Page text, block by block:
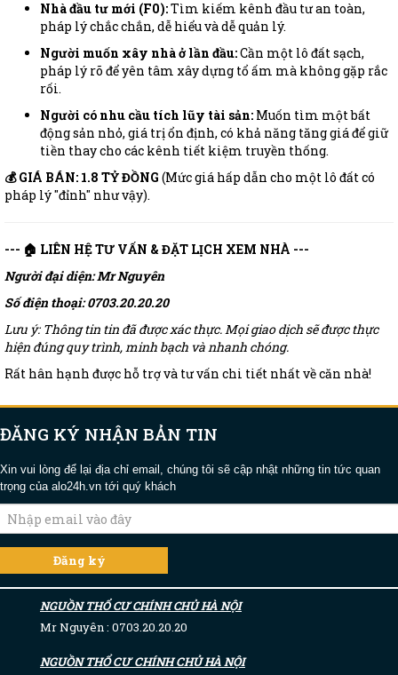
Nhà đầu tư mới (F0):Tìm kiếm kênh đầu tư an toàn,
pháp lý chắc chắn, dễ hiểu và dễ quản lý.
Người muốn xây nhà ở lần đầu:Cần một lô đất sạch,
pháp lý rõ để yên tâm xây dựng tổ ấm mà không gặp rắc
rối.
Người có nhu cầu tích lũy tài sản: Muốn tìm một bất
động sản nhỏ, giá trị ổn định, có khả năng tăng giá để giữ
tiền thay cho các kênh tiết kiệm truyền thống.
💰 GIÁ BÁN: 1.8 TỶ ĐỒNG (Mức giá hấp dẫn cho một lô đất có
pháp lý "đỉnh" như vậy).
--- 🏠 LIÊN HỆ TƯ VẤN & ĐẶT LỊCH XEM NHÀ ---
Người đại diện: Mr Nguyên
Số điện thoại: 0703.20.20.20
Lưu ý: Thông tin tin đã được xác thực. Mọi giao dịch sẽ được thực
hiện đúng quy trình, minh bạch và nhanh chóng.
Rất hân hạnh được hỗ trợ và tư vấn chi tiết nhất về căn nhà!
ĐĂNG KÝ NHẬN BẢN TIN
Xin vui lòng để lại địa chỉ email, chúng tôi sẽ cập nhật những tin tức quan
trọng của alo24h.vn tới quý khách
NGUỒN THỔ CƯ CHÍNH CHỦ HÀ NỘI
Mr Nguyên : 0703.20.20.20
NGUỒN THỔ CƯ CHÍNH CHỦ HÀ NỘI